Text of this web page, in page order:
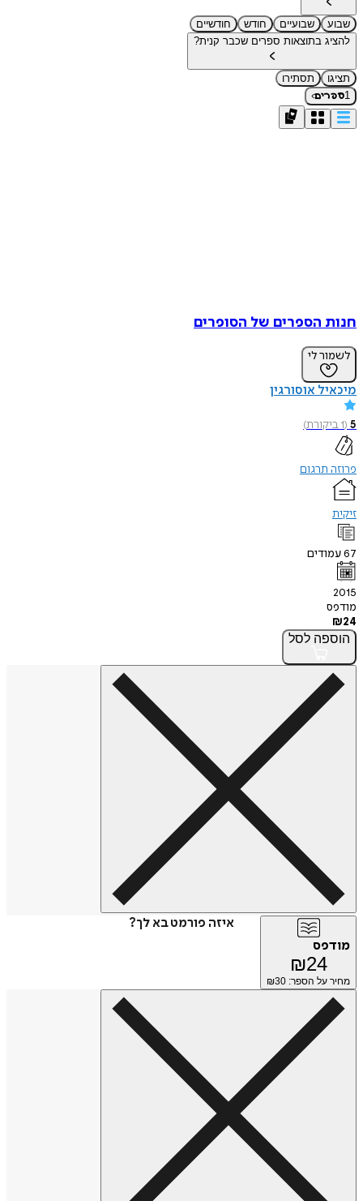
שבוע שבועיים חודש
חודשיים
להציג בתוצאות ספרים שכבר קנית?
תציגו
תסתירו
1ספרים›
חנות הספרים של הסופרים
לשמור לי
מיכאיל אוסורגין
5
(
1ביקורת)
פרוזה תרגום
זיקית
67עמודים
2015
מודפס
₪24
הוספה לסל
איזה פורמט בא לך?
מודפס
₪24
מחיר על הספר: ₪ 30